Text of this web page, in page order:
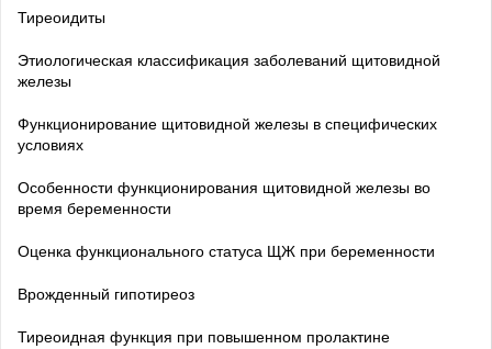
Тиреоидиты
Этиологическая классификация заболеваний щитовидной
железы
Функционирование щитовидной железы в специфических
условиях
Особенности функционирования щитовидной железы во
время беременности
Оценка функционального статуса ЩЖ при беременности
Врожденный гипотиреоз
Тиреоидная функция при повышенном пролактине